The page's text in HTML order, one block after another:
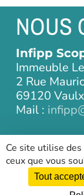
Ce site utilise
ceux que vous
Tout
NOUS
Infipp
Immeuble
2 Rue
69120
Mail :
Tél :
04 72
NOS